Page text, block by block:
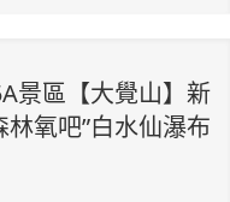
景區【大覺山】新
氧吧”白水仙瀑布